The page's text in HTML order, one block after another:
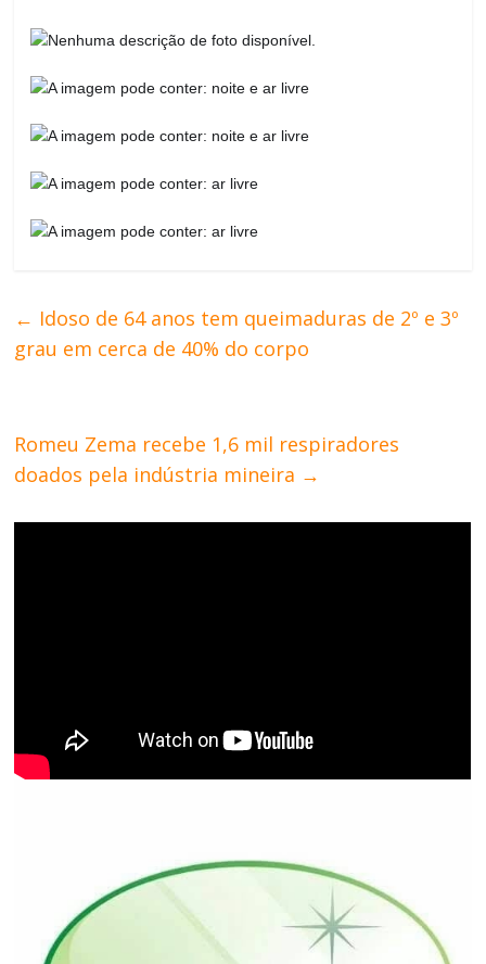
← Idoso de 64 anos tem queimaduras de 2º e 3º
grau em cerca de 40% do corpo
Romeu Zema recebe 1,6 mil respiradores
doados pela indústria mineira →